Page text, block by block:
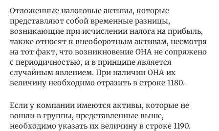
Отложенные налоговые активы, которые
представляют собой временные разницы,
возникающие при исчислении налога на прибыль,
также относят к внеоборотным активам, несмотря
на тот факт, что возникновение ОНА не сопряжено
с периодичностью, и в принципе является
случайным явлением. При наличии ОНА их
величину необходимо отразить в строке 1180.
Если у компании имеются активы, которые не
вошли в группы, представленные выше,
необходимо указать их величину в строке 1190.